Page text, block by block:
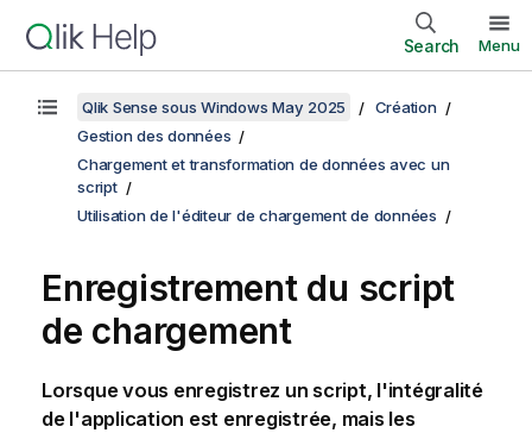
Search Menu
Qlik Sense sous Windows May 2025
Création
Gestion des données
Chargement et transformation de données avec un
script
Utilisation de l'éditeur de chargement de données
Enregistrement du script
de chargement
Lorsque vous enregistrez un script, l'intégralité
de l'application est enregistrée, mais les